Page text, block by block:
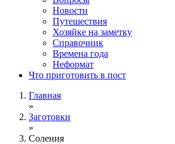
Новости
Путешествия
Хозяйке на заметку
Справочник
Времена года
Неформат
Что приготовить в пост
Главная
»
Заготовки
»
Соления